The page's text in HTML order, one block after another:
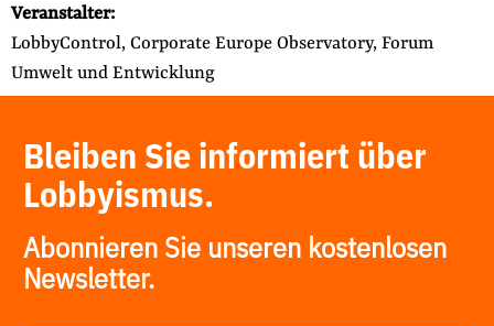
Veranstalter:
LobbyControl, Corporate Europe Observatory, Forum
Umwelt und Entwicklung
Bleiben Sie informiert über
Lobbyismus.
Abonnieren Sie unseren kostenlosen
Newsletter.